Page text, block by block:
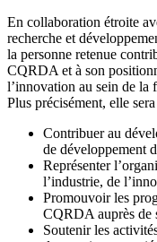
En collaboration étroite
recherche et
la personne retenue
CQRDA et à son
l’innovation au sein de la
Plus précisément, elle
Contribuer au
de développement
Représenter
l’industrie, de
Promouvoir les
CQRDA auprès de
Soutenir les